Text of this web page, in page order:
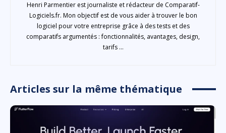
Henri Parmentier est journaliste et rédacteur de Comparatif-
Logiciels.fr. Mon objectif est de vous aider à trouver le bon
logiciel pour votre entreprise grâce à des tests et des
comparatifs argumentés : fonctionnalités, avantages, design,
tarifs ...
Articles sur la même thématique